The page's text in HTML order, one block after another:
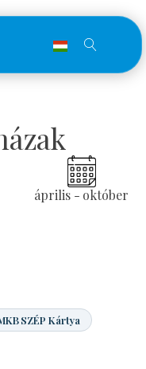
április - október
SZÉP Kártya